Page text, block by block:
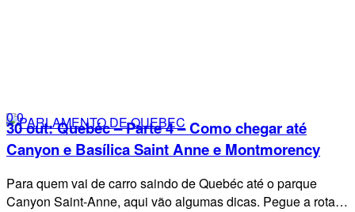
00
30 out:Quebéc – Parte 4 – Como chegar até
Canyon e Basílica Saint Anne e Montmorency
Para quem vai de carro saindo de Quebéc até o parque
Canyon Saint-Anne, aqui vão algumas dicas. Pegue a rota…